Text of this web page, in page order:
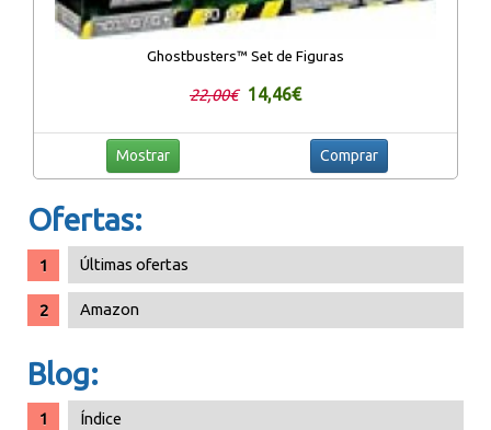
Ghostbusters™ Set de Figuras
22,00€ 14,46€
Mostrar Comprar
Ofertas:
Últimas ofertas
Amazon
Blog:
Índice